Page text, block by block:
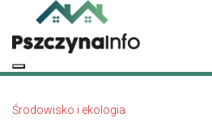
content
pszczynainfo.pl
Twoje źródło informacji o Pszczynie
Środowisko i ekologia